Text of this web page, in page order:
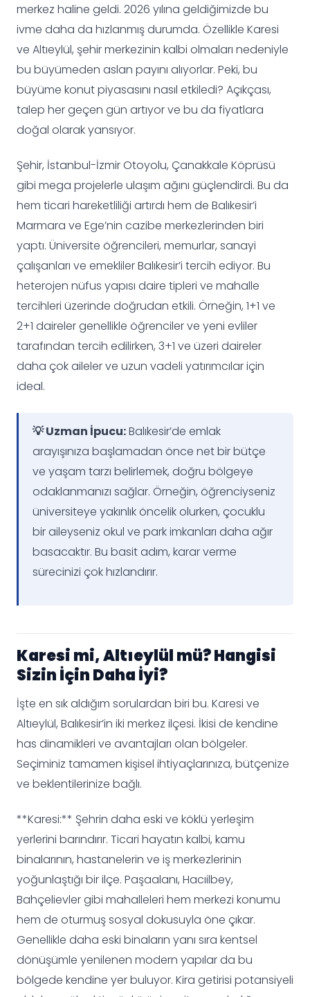
merkez haline geldi. 2026 yılına geldiğimizde bu
ivme daha da hızlanmış durumda. Özellikle Karesi
ve Altıeylül, şehir merkezinin kalbi olmaları nedeniyle
bu büyümeden aslan payını alıyorlar. Peki, bu
büyüme konut piyasasını nasıl etkiledi? Açıkçası,
talep her geçen gün artıyor ve bu da fiyatlara
doğal olarak yansıyor.
Şehir, İstanbul-İzmir Otoyolu, Çanakkale Köprüsü
gibi mega projelerle ulaşım ağını güçlendirdi. Bu da
hem ticari hareketliliği artırdı hem de Balıkesir’i
Marmara ve Ege’nin cazibe merkezlerinden biri
yaptı. Üniversite öğrencileri, memurlar, sanayi
çalışanları ve emekliler Balıkesir’i tercih ediyor. Bu
heterojen nüfus yapısı daire tipleri ve mahalle
tercihleri üzerinde doğrudan etkili. Örneğin, 1+1 ve
2+1 daireler genellikle öğrenciler ve yeni evliler
tarafından tercih edilirken, 3+1 ve üzeri daireler
daha çok aileler ve uzun vadeli yatırımcılar için
ideal.
💡 Uzman İpucu:Balıkesir’de emlak
arayışınıza başlamadan önce net bir bütçe
ve yaşam tarzı belirlemek, doğru bölgeye
odaklanmanızı sağlar. Örneğin, öğrenciyseniz
üniversiteye yakınlık öncelik olurken, çocuklu
bir aileyseniz okul ve park imkanları daha ağır
basacaktır. Bu basit adım, karar verme
sürecinizi çok hızlandırır.
Karesi mi, Altıeylül mü? Hangisi
Sizin İçin Daha İyi?
İşte en sık aldığım sorulardan biri bu. Karesi ve
Altıeylül, Balıkesir’in iki merkez ilçesi. İkisi de kendine
has dinamikleri ve avantajları olan bölgeler.
Seçiminiz tamamen kişisel ihtiyaçlarınıza, bütçenize
ve beklentilerinize bağlı.
**Karesi:** Şehrin daha eski ve köklü yerleşim
yerlerini barındırır. Ticari hayatın kalbi, kamu
binalarının, hastanelerin ve iş merkezlerinin
yoğunlaştığı bir ilçe. Paşaalanı, Hacıilbey,
Bahçelievler gibi mahalleleri hem merkezi konumu
hem de oturmuş sosyal dokusuyla öne çıkar.
Genellikle daha eski binaların yanı sıra kentsel
dönüşümle yenilenen modern yapılar da bu
bölgede kendine yer buluyor. Kira getirisi potansiyeli